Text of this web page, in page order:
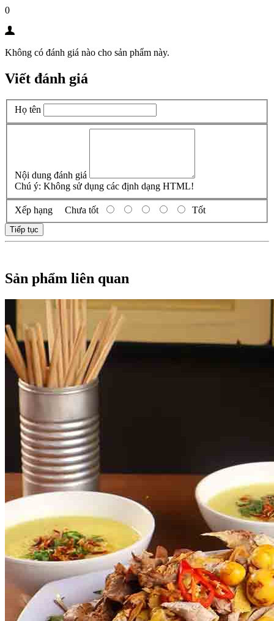
0
Không có đánh giá nào cho sản phẩm này.
Viết đánh giá
Họ tên
Nội dung đánh giá
Chú ý: Không sử dụng các định dạng HTML!
Xếp hạng Chưa tốt Tốt
Tiếp tục
Sản phẩm liên quan